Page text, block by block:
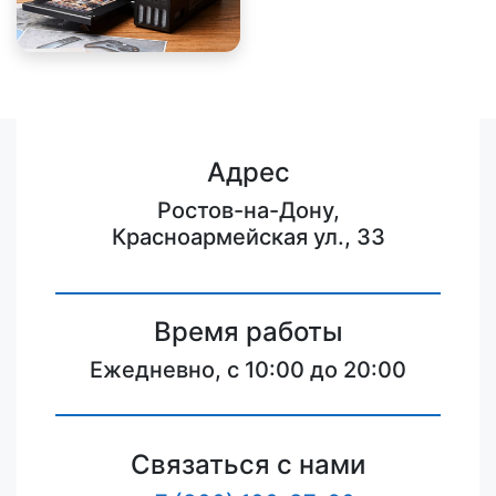
Адрес
Ростов-на-Дону,
Красноармейская ул., 33
Время работы
Ежедневно, с 10:00 до 20:00
Связаться с нами